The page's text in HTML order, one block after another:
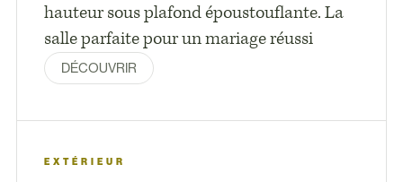
hauteur sous plafond époustouflante. La
salle parfaite pour un mariage réussi
DÉCOUVRIR
EXTÉRIEUR